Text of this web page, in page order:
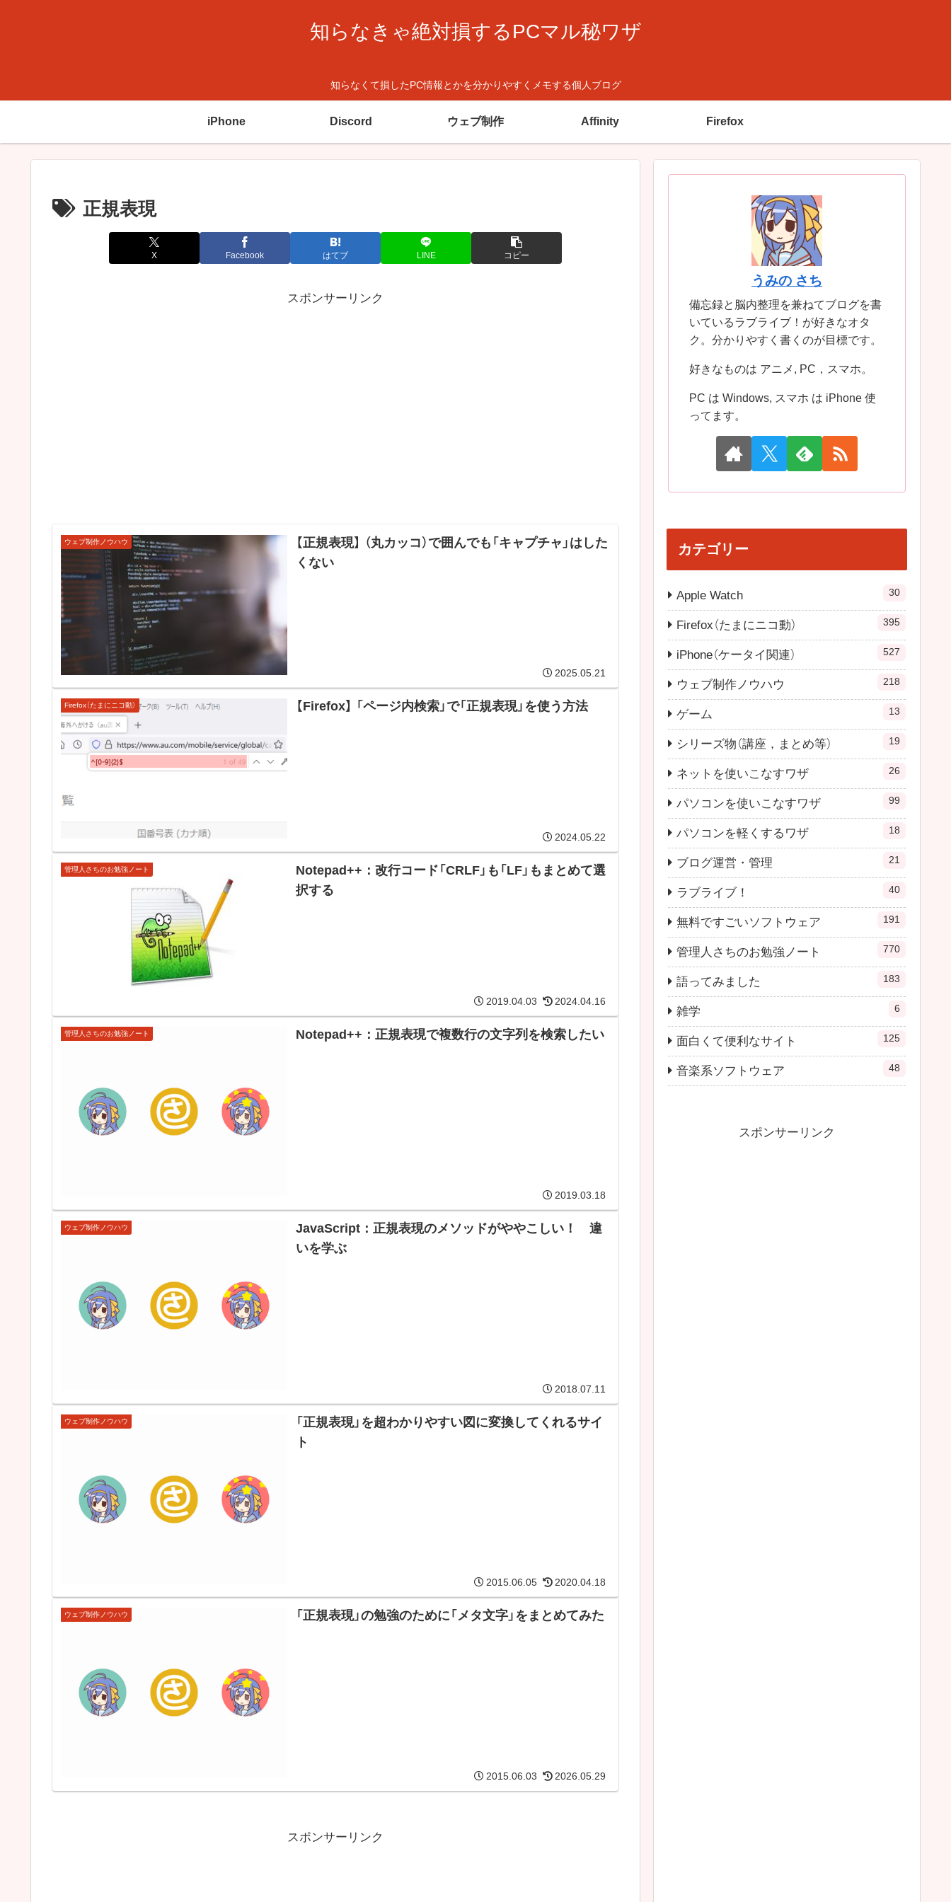
知らなきゃ絶対損するPCマル秘ワザ
知らなくて損したPC情報とかを分かりやすくメモする個人ブログ
iPhone Discord ウェブ制作 Affinity Firefox
正規表現
X Facebook はてブ LINE コピー
スポンサーリンク
ウェブ制作ノウハウ
【正規表現】 （丸カッコ）で囲んでも「キャプチャ」はした
くない
2025.05.21
Firefox（たまにニコ動） 【Firefox】 「ページ内検索」で「正規表現」を使う方法
2024.05.22
管理人さちのお勉強ノート
Notepad++：改行コード「CRLF」も「LF」もまとめて選
択する
2019.04.03 2024.04.16
管理人さちのお勉強ノート Notepad++：正規表現で複数行の文字列を検索したい
2019.03.18
ウェブ制作ノウハウ
JavaScript：正規表現のメソッドがややこしい！ 違
いを学ぶ
2018.07.11
ウェブ制作ノウハウ
「正規表現」を超わかりやすい図に変換してくれるサイ
ト
2015.06.05 2020.04.18
ウェブ制作ノウハウ 「正規表現」の勉強のために「メタ文字」をまとめてみた
2015.06.03 2026.05.29
スポンサーリンク
うみの さち
備忘録と脳内整理を兼ねてブログを書
いているラブライブ！が好きなオタ
ク。分かりやすく書くのが目標です。
好きなものは アニメ, PC，スマホ。
PC は Windows, スマホ は iPhone 使
ってます。
カテゴリー
Apple Watch 30
Firefox（たまにニコ動） 395
iPhone（ケータイ関連） 527
ウェブ制作ノウハウ 218
ゲーム 13
シリーズ物（講座，まとめ等） 19
ネットを使いこなすワザ 26
パソコンを使いこなすワザ 99
パソコンを軽くするワザ 18
ブログ運営・管理 21
ラブライブ！ 40
無料ですごいソフトウェア 191
管理人さちのお勉強ノート 770
語ってみました 183
雑学 6
面白くて便利なサイト 125
音楽系ソフトウェア 48
スポンサーリンク